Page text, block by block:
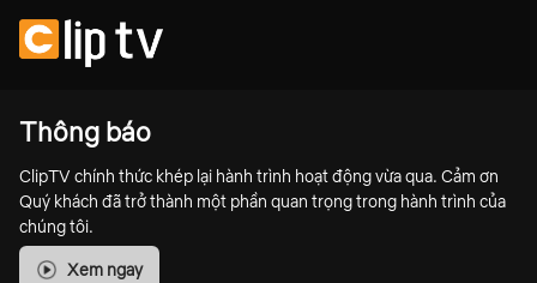
Thông báo
ClipTV chính thức khép lại hành trình hoạt động vừa qua. Cảm ơn
Quý khách đã trở thành một phần quan trọng trong hành trình của
chúng tôi.
Xem ngay